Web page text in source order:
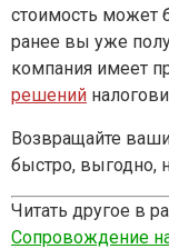
стоимость может
ранее вы уже
компания имеет
решений
Возвращайте ваши
быстро, выгодно,
Читать другое в
Сопровождение